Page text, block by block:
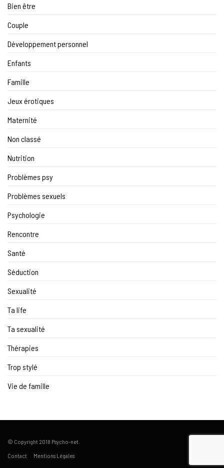
Bien être
Couple
Développement personnel
Enfants
Famille
Jeux érotiques
Maternité
Non classé
Nutrition
Problèmes psy
Problèmes sexuels
Psychologie
Rencontre
Santé
Séduction
Sexualité
Ta life
Ta sexualité
Thérapies
Trop stylé
Vie de famille
© Copyright 2018 Psycho-net.
Contact
Mentions Légales